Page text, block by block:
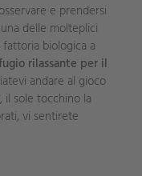
e prendersi
delle molteplici
biologica a
rilassante per il
andare al gioco
il sole tocchino la
vi sentirete